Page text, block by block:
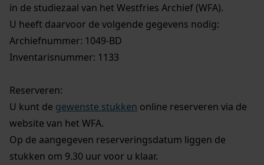
in de studiezaal van het Westfries Archief (WFA).
U heeft daarvoor de volgende gegevens nodig:
Archiefnummer: 1049-BD
Inventarisnummer: 1133
Reserveren:
U kunt de gewenste stukken online reserveren via de
website van het WFA.
Op de aangegeven reserveringsdatum liggen de
stukken om 9.30 uur voor u klaar.